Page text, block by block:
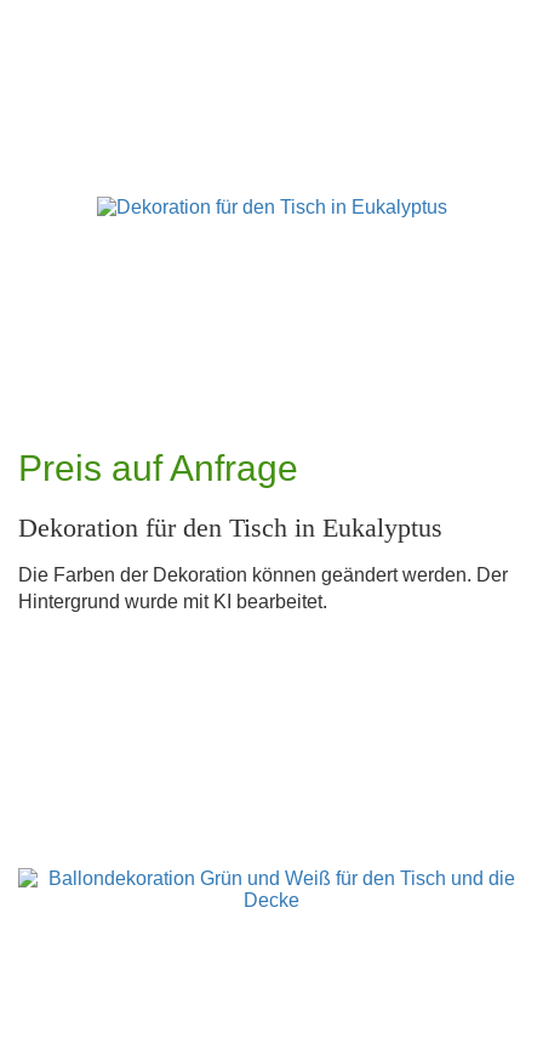
Preis auf Anfrage
Dekoration für den Tisch in Eukalyptus
Die Farben der Dekoration können geändert werden. Der
Hintergrund wurde mit KI bearbeitet.